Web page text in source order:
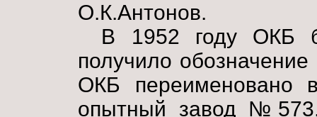
О.К.Антонов.
В 1952 году ОКБ
получило
ОКБ переименовано
опытный завод